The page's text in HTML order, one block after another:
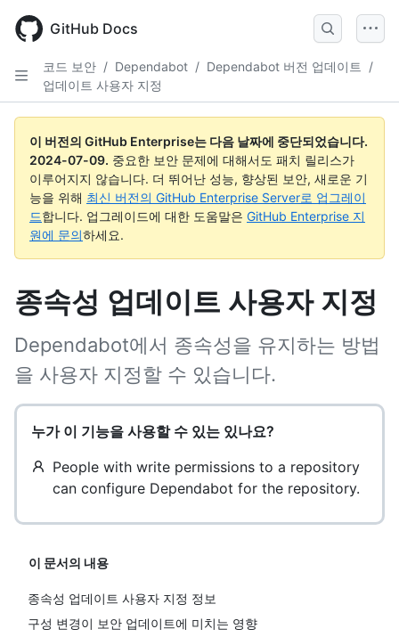
main
GitHub Docs
코드 보안 / Dependabot / Dependabot 버전 업데이트
/
업데이트 사용자 지정
이 버전의 GitHub Enterprise는 다음 날짜에 중단되었습니다.
2024-07-09. 중요한 보안 문제에 대해서도 패치 릴리스가
이루어지지 않습니다. 더 뛰어난 성능, 향상된 보안, 새로운 기
능을 위해 최신 버전의 GitHub Enterprise Server로 업그레이
드합니다. 업그레이드에 대한 도움말은 GitHub Enterprise 지
원에 문의하세요.
종속성 업데이트 사용자 지정
Dependabot에서 종속성을 유지하는 방법
을 사용자 지정할 수 있습니다.
누가 이 기능을 사용할 수 있는 있나요?
People with write permissions to a repository
can configure Dependabot for the repository.
이 문서의 내용
종속성 업데이트 사용자 지정 정보
구성 변경이 보안 업데이트에 미치는 영향